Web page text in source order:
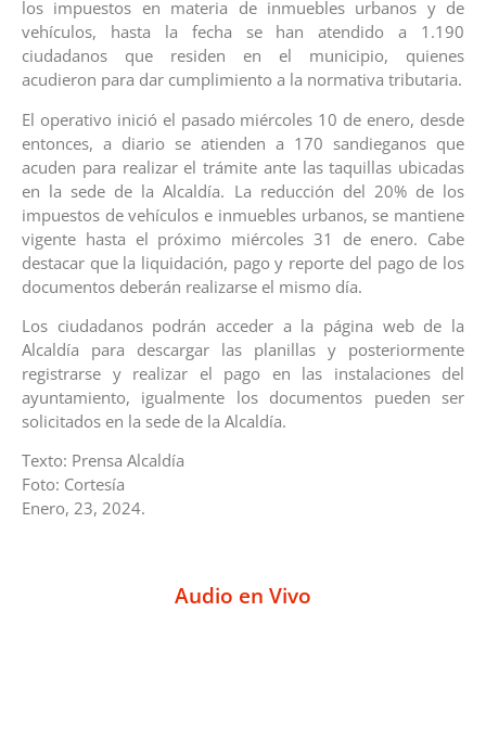
los impuestos en materia de inmuebles urbanos y de
vehículos, hasta la fecha se han atendido a 1.190
ciudadanos que residen en el municipio, quienes
acudieron para dar cumplimiento a la normativa tributaria.
El operativo inició el pasado miércoles 10 de enero, desde
entonces, a diario se atienden a 170 sandieganos que
acuden para realizar el trámite ante las taquillas ubicadas
en la sede de la Alcaldía. La reducción del 20% de los
impuestos de vehículos e inmuebles urbanos, se mantiene
vigente hasta el próximo miércoles 31 de enero. Cabe
destacar que la liquidación, pago y reporte del pago de los
documentos deberán realizarse el mismo día.
Los ciudadanos podrán acceder a la página web de la
Alcaldía para descargar las planillas y posteriormente
registrarse y realizar el pago en las instalaciones del
ayuntamiento, igualmente los documentos pueden ser
solicitados en la sede de la Alcaldía.
Texto: Prensa Alcaldía
Foto: Cortesía
Enero, 23, 2024.
Audio en Vivo